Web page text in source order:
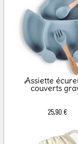
Assiette
couverts
25,90 €